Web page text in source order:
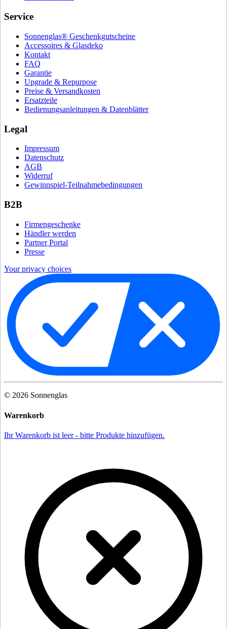
Service
Sonnenglas® Geschenkgutscheine
Accessoires & Glasdeko
Kontakt
FAQ
Garantie
Upgrade & Repurpose
Preise & Versandkosten
Ersatzteile
Bedienungsanleitungen & Datenblätter
Legal
Impressum
Datenschutz
AGB
Widerruf
Gewinnspiel-Teilnahmebedingungen
B2B
Firmengeschenke
Händler werden
Partner Portal
Presse
Your privacy choices
© 2026 Sonnenglas
Warenkorb
Ihr Warenkorb ist leer - bitte Produkte hinzufügen.